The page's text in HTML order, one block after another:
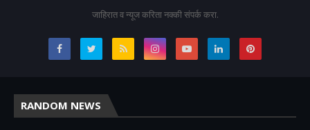
जाहिरात व न्यूज करिता नक्की संपर्क करा.
RANDOM NEWS